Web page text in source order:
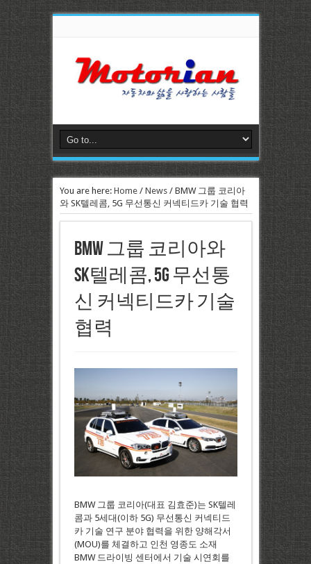
You are here: Home/ News/ BMW 그룹 코리아
와 SK텔레콤, 5G 무선통신 커넥티드카 기술 협력
BMW 그룹 코리아와
SK텔레콤, 5G 무선통
신 커넥티드카 기술
협력
BMW 그룹 코리아(대표 김효준)는 SK텔레
콤과 5세대(이하 5G) 무선통신 커넥티드
카 기술 연구 분야 협력을 위한 양해각서
(MOU)를 체결하고 인천 영종도 소재
BMW 드라이빙 센터에서 기술 시연회를